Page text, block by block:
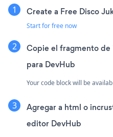
Create a Free Disco
Start for free now
Copie el fragmento de
para DevHub
Your code block will be
Agregar a html o
editor DevHub